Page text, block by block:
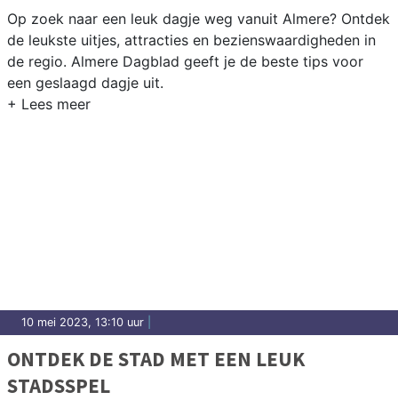
Op zoek naar een leuk dagje weg vanuit Almere? Ontdek
de leukste uitjes, attracties en bezienswaardigheden in
de regio. Almere Dagblad geeft je de beste tips voor
een geslaagd dagje uit.
10 mei 2023, 13:10 uur
ONTDEK DE STAD MET EEN LEUK
STADSSPEL